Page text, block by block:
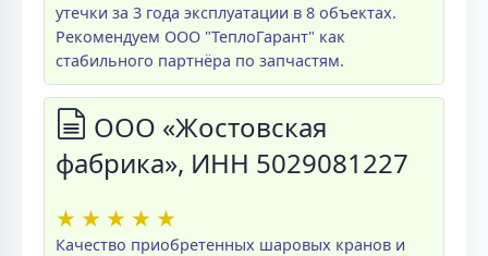
утечки за 3 года эксплуатации в 8 объектах.
Рекомендуем ООО "ТеплоГарант" как
стабильного партнёра по запчастям.
ООО «Жостовская
фабрика», ИНН 5029081227
★ ★ ★ ★ ★
Качество приобретенных шаровых кранов и